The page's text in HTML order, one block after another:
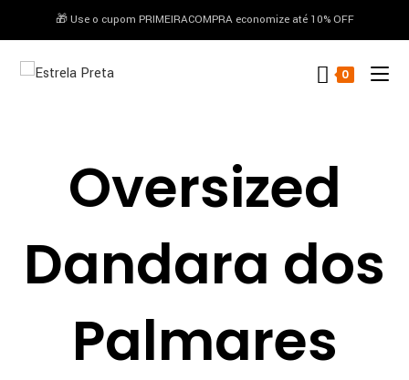
conteúdo🎁 Use o cupom PRIMEIRACOMPRA economize até 10% OFF
0
Oversized
Dandara dos
Palmares